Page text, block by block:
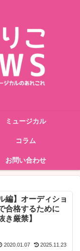
ミュージカル
コラム
お問い合わせ
編】オーディショ
合格するために
き厳禁】
2020.01.07 2025.11.23